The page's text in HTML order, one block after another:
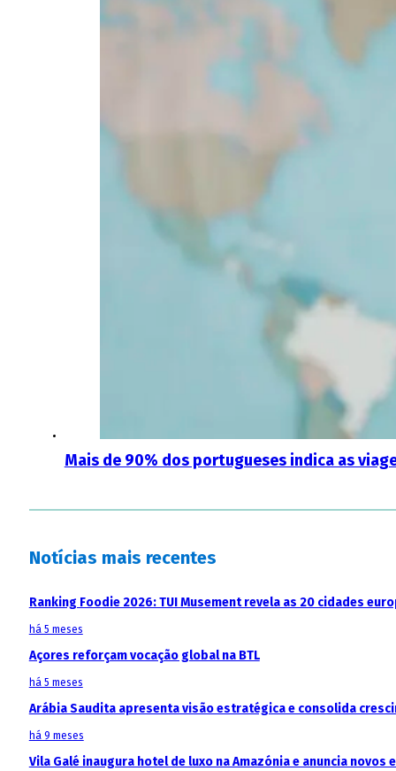
Mais de 90% dos portugueses indica as
Notícias mais recentes
Ranking Foodie 2026: TUI Musement revela as 20 cidades
há 5 meses
Açores reforçam vocação global na BTL
há 5 meses
Arábia Saudita apresenta visão estratégica e consolida
há 9 meses
Vila Galé inaugura hotel de luxo na Amazónia e anuncia